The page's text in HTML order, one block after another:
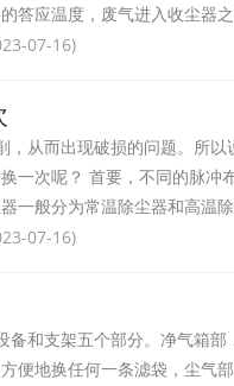
答应温度，废气进入收尘器
07-16)
从而出现破损的问题。所
一次呢？ 首要，不同的脉冲
一般分为常温除尘器和高温
07-16)
和支架五个部分。净气箱
便地换任何一条滤袋，尘气